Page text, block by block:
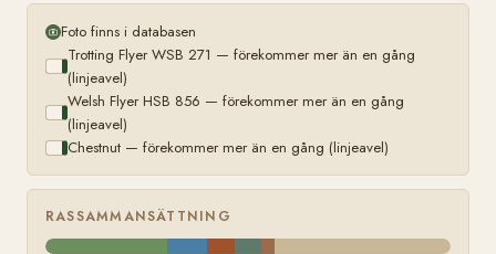
Foto finns i databasen
Trotting Flyer WSB 271 — förekommer mer än en gång
(linjeavel)
Welsh Flyer HSB 856 — förekommer mer än en gång
(linjeavel)
Chestnut — förekommer mer än en gång (linjeavel)
RASSAMMANSÄTTNING